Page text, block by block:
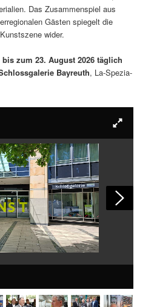
Das Zusammenspiel aus
Gästen spiegelt die
wider.
bis zum 23. August 2026 täglich
Bayreuth, La-Spezia-